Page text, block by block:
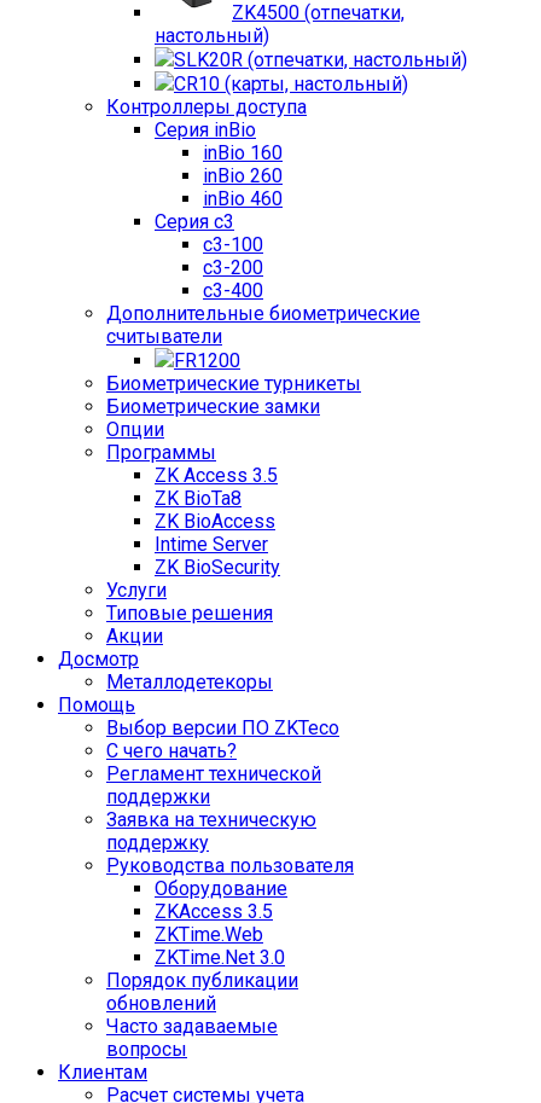
ZK4500 (отпечатки,
настольный)
SLK20R (отпечатки, настольный)
CR10 (карты, настольный)
Контроллеры доступа
Серия inBio
inBio 160
inBio 260
inBio 460
Серия c3
c3-100
c3-200
c3-400
Дополнительные биометрические
считыватели
FR1200
Биометрические турникеты
Биометрические замки
Опции
Программы
ZK Access 3.5
ZK BioTa8
ZK BioAccess
Intime Server
ZK BioSecurity
Услуги
Типовые решения
Акции
Досмотр
Металлодетекоры
Помощь
Выбор версии ПО ZKTeco
С чего начать?
Регламент технической
поддержки
Заявка на техническую
поддержку
Руководства пользователя
Оборудование
ZKAccess 3.5
ZKTime.Web
ZKTime.Net 3.0
Порядок публикации
обновлений
Часто задаваемые
вопросы
Клиентам
Расчет системы учета